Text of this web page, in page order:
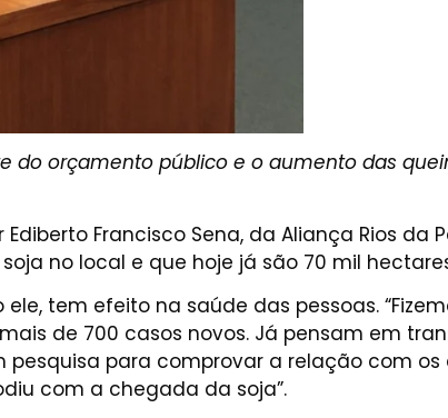
do orçamento público e o aumento das
Francisco Sena, da Aliança Rios da
no local e que hoje já são 70 mil
tem efeito na saúde das pessoas.
de 700 casos novos. Já pensam em
para comprovar a relação com os
com a chegada da soja”.